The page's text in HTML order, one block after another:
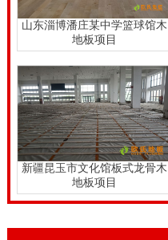
山东淄博潘庄某中学篮球馆木
地板项目
新疆昆玉市文化馆板式龙骨木
地板项目